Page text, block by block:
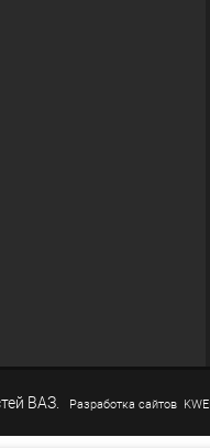
ВАЗ. Разработка сайтов